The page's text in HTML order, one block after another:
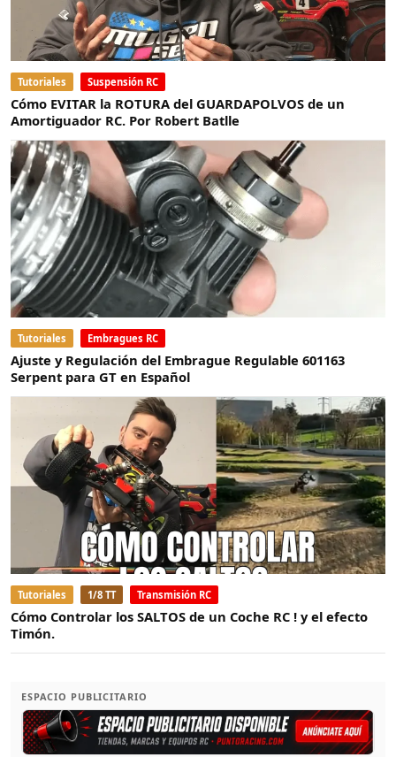
Tutoriales Suspensión RC
Cómo EVITAR la ROTURA del GUARDAPOLVOS de un
Amortiguador RC. Por Robert Batlle
Tutoriales Embragues RC
Ajuste y Regulación del Embrague Regulable 601163
Serpent para GT en Español
Tutoriales 1/8 TT Transmisión RC
Cómo Controlar los SALTOS de un Coche RC ! y el efecto
Timón.
ESPACIO PUBLICITARIO